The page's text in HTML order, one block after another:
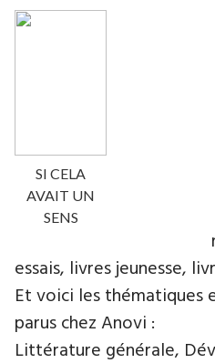
SI CELA
AVAIT UN
SENS
essais, livres jeunesse,
Et voici les thématiques
parus chez Anovi :
Littérature générale,